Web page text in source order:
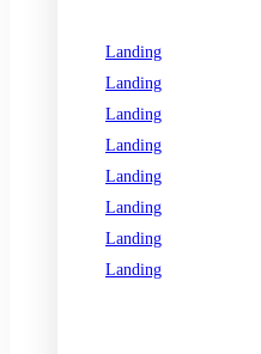
Landing
Landing
Landing
Landing
Landing
Landing
Landing
Landing